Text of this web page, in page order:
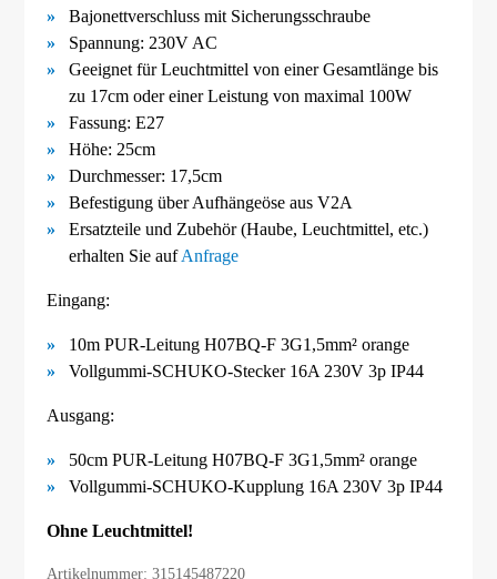
Bajonettverschluss mit Sicherungsschraube
Spannung: 230V AC
Geeignet für Leuchtmittel von einer Gesamtlänge bis
zu 17cm oder einer Leistung von maximal 100W
Fassung: E27
Höhe: 25cm
Durchmesser: 17,5cm
Befestigung über Aufhängeöse aus V2A
Ersatzteile und Zubehör (Haube, Leuchtmittel, etc.)
erhalten Sie aufAnfrage
Eingang:
10m PUR-Leitung H07BQ-F 3G1,5mm² orange
Vollgummi-SCHUKO-Stecker 16A 230V 3p IP44
Ausgang:
50cm PUR-Leitung H07BQ-F 3G1,5mm² orange
Vollgummi-SCHUKO-Kupplung 16A 230V 3p IP44
Ohne Leuchtmittel!
Artikelnummer: 315145487220